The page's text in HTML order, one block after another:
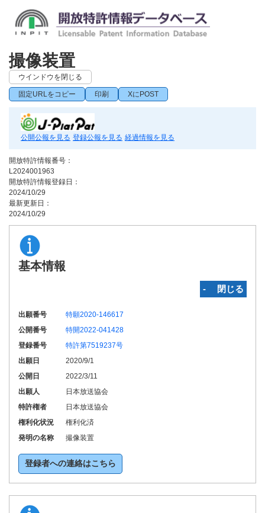
撮像装置
ウインドウを閉じる
固定URLをコピー 印刷 XにPOST
公開公報を見る 登録公報を見る 経過情報を見る
開放特許情報番号：
L2024001963
開放特許情報登録日：
2024/10/29
最新更新日：
2024/10/29
基本情報
‐ 閉じる
出願番号
特願2020-146617
公開番号
特開2022-041428
登録番号
特許第7519237号
出願日
2020/9/1
公開日
2022/3/11
出願人
日本放送協会
特許権者
日本放送協会
権利化状況
権利化済
発明の名称
撮像装置
登録者への連絡はこちら